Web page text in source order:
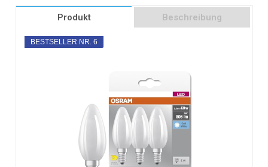
Produkt Beschreibung
BESTSELLER NR. 6